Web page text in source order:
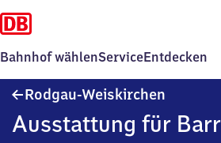
Bahnhof wählenServiceEntdecken
Rodgau-Weiskirchen
Ausstattung für